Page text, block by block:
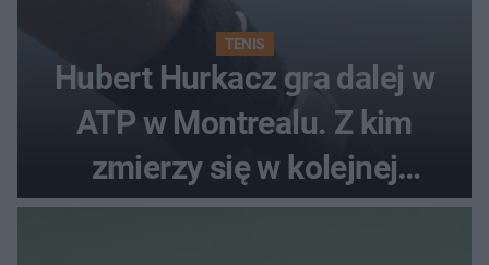
TENIS
Hubert Hurkacz gra dalej w
ATP w Montrealu. Z kim
zmierzy się w kolejnej
rundzie?